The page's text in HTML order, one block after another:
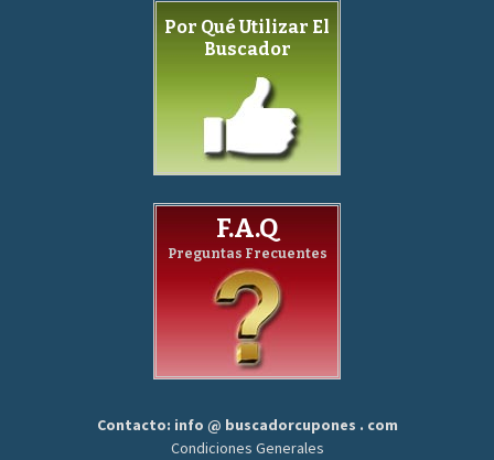
Por Qué Utilizar El
Buscador
F.A.Q
Preguntas Frecuentes
Contacto: info @ buscadorcupones . com
Condiciones Generales